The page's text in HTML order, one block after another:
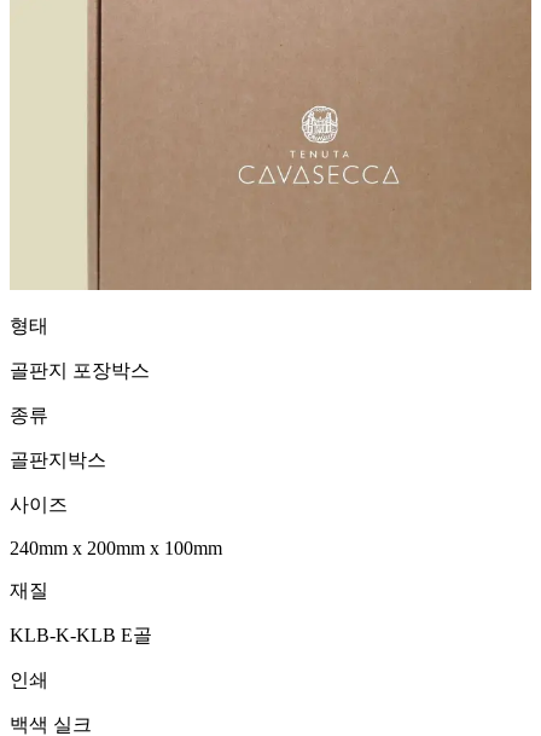
형태
골판지 포장박스
종류
골판지박스
사이즈
240mm x 200mm x 100mm
재질
KLB-K-KLB E골
인쇄
백색 실크